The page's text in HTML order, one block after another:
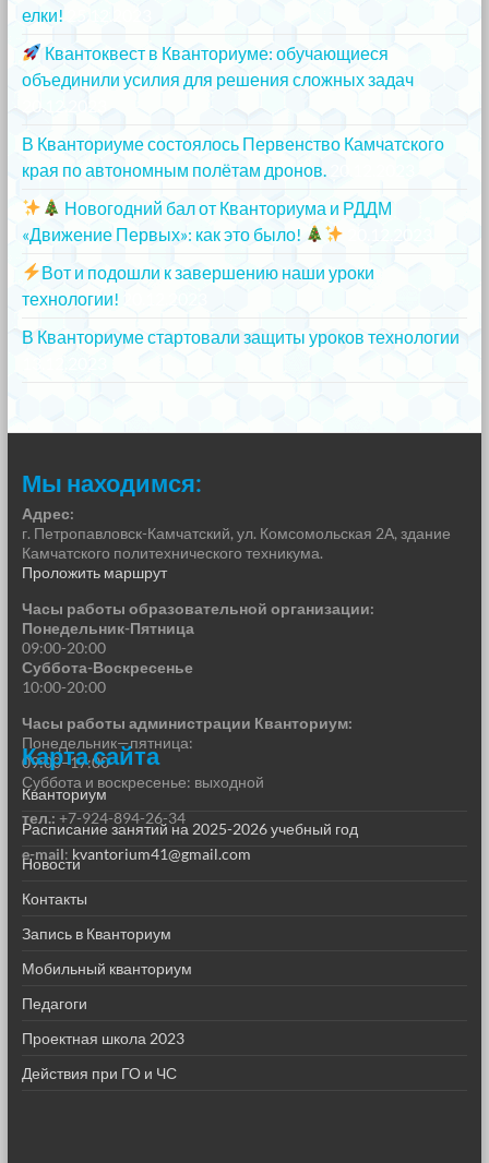
елки!
Квантоквест в Кванториуме: обучающиеся
объединили усилия для решения сложных задач
В Кванториуме состоялось Первенство Камчатского
края по автономным полётам дронов.
Новогодний бал от Кванториума и РДДМ
«Движение Первых»: как это было!
Вот и подошли к завершению наши уроки
технологии!
В Кванториуме стартовали защиты уроков технологии
Мы находимся:
Адрес:
г. Петропавловск-Камчатский, ул. Комсомольская 2А, здание
Камчатского политехнического техникума.
Проложить маршрут
Часы работы образовательной организации:
Понедельник-Пятница
09:00-20:00
Суббота-Воскресенье
10:00-20:00
Часы работы администрации Кванториум:
Понедельник—пятница:
09:00–17:00
Суббота и воскресенье: выходной
тел.: +7-924-894-26-34
e-mail: kvantorium41@gmail.com
Карта сайта
Кванториум
Расписание занятий на 2025-2026 учебный год
Новости
Контакты
Запись в Кванториум
Мобильный кванториум
Педагоги
Проектная школа 2023
Действия при ГО и ЧС